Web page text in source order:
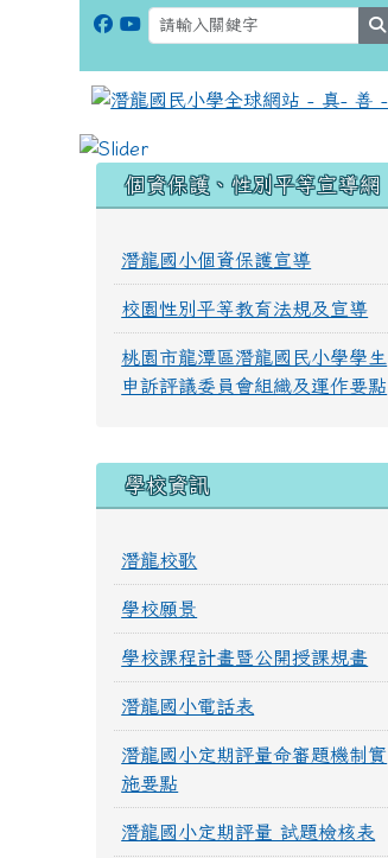
個資保護、性別平等宣導網
潛龍國小個資保護宣導
校園性別平等教育法規及宣導
桃園市龍潭區潛龍國民小學學生
申訴評議委員會組織及運作要點
學校資訊
潛龍校歌
學校願景
學校課程計畫暨公開授課規畫
潛龍國小電話表
潛龍國小定期評量命審題機制實
施要點
潛龍國小定期評量 試題檢核表